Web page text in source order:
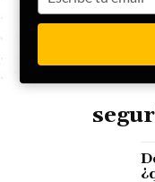
your
email